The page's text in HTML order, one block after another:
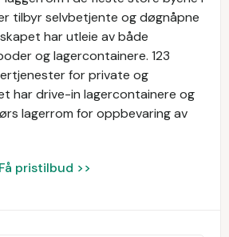
tilbyr selvbetjente og døgnåpne
har utleie av både
og lagercontainere. 123
for private og
har drive-in lagercontainere og
lagerrom for oppbevaring av
Få pristilbud >>